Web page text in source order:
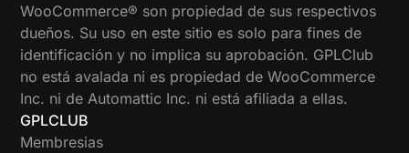
WooCommerce® son propiedad de sus respectivos
dueños. Su uso en este sitio es solo para fines de
identificación y no implica su aprobación. GPLClub
no está avalada ni es propiedad de WooCommerce
Inc. ni de Automattic Inc. ni está afiliada a ellas.
GPLCLUB
Membresias